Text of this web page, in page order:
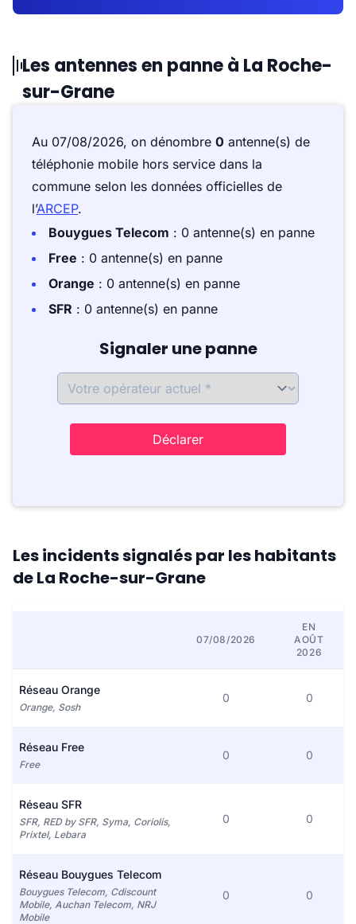
Les antennes en panne à La Roche-
sur-Grane
Au 07/08/2026, on dénombre 0 antenne(s) de
téléphonie mobile hors service dans la
commune selon les données officielles de
l’ARCEP.
Bouygues Telecom : 0 antenne(s) en panne
Free : 0 antenne(s) en panne
Orange : 0 antenne(s) en panne
SFR : 0 antenne(s) en panne
Signaler une panne
Déclarer
Les incidents signalés par les habitants
de La Roche-sur-Grane
07/08/2026
EN
AOÛT
2026
Réseau Orange
Orange, Sosh
0 0
Réseau Free
Free
0 0
Réseau SFR
SFR, RED by SFR, Syma, Coriolis,
Prixtel, Lebara
0 0
Réseau Bouygues Telecom
Bouygues Telecom, Cdiscount
Mobile, Auchan Telecom, NRJ
Mobile
0 0